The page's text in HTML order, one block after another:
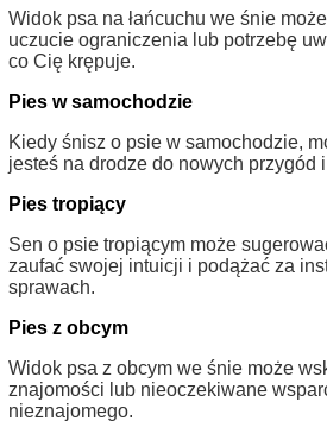
Widok psa na łańcuchu we śnie
uczucie ograniczenia lub potrzebę
co Cię krępuje.
Pies w samochodzie
Kiedy śnisz o psie w samochodzie,
jesteś na drodze do nowych przygód
Pies tropiący
Sen o psie tropiącym może
zaufać swojej intuicji i podążać za
sprawach.
Pies z obcym
Widok psa z obcym we śnie może
znajomości lub nieoczekiwane
nieznajomego.